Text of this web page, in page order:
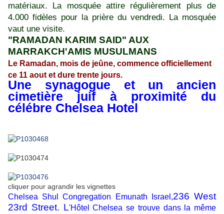
matériaux. La mosquée attire régulièrement plus de
4.000 fidèles pour la prière du vendredi. La mosquée
vaut une visite.
"RAMADAN KARIM SAID" AUX
MARRAKCH'AMIS MUSULMANS
Le Ramadan, mois de jeûne, commence officiellement
ce 11 aout et dure trente jours.
Une synagogue et un ancien
cimetière juif à proximité du
célébre Chelsea Hotel
cliquer pour agrandir les vignettes
Chelsea Shul Congregation Emunath Israel,236 West
23rd Street. L'Hôtel Chelsea se trouve dans la même